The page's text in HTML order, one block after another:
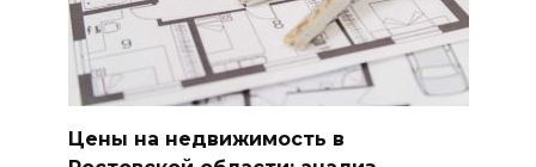
Цены на недвижимость в